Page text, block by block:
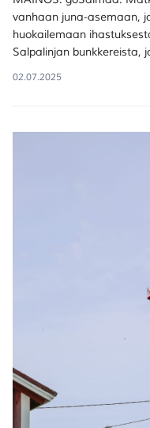
vanhaan juna-asemaan,
huokailemaan
Salpalinjan bunkkereista,
02.07.2025